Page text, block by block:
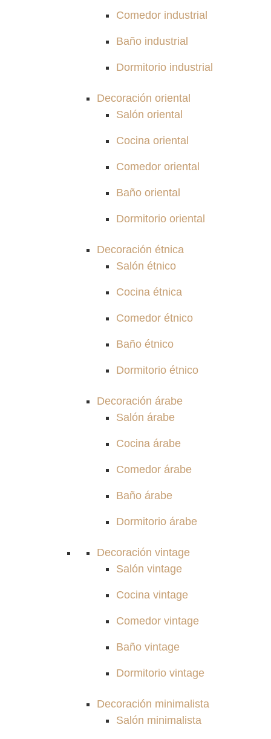
Comedor industrial
Baño industrial
Dormitorio industrial
Decoración oriental
Salón oriental
Cocina oriental
Comedor oriental
Baño oriental
Dormitorio oriental
Decoración étnica
Salón étnico
Cocina étnica
Comedor étnico
Baño étnico
Dormitorio étnico
Decoración árabe
Salón árabe
Cocina árabe
Comedor árabe
Baño árabe
Dormitorio árabe
Decoración vintage
Salón vintage
Cocina vintage
Comedor vintage
Baño vintage
Dormitorio vintage
Decoración minimalista
Salón minimalista